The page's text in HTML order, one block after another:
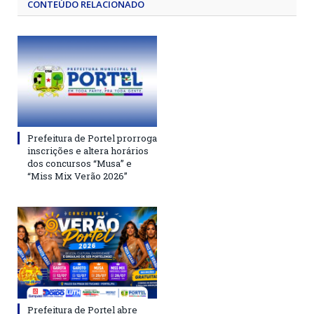
CONTEÚDO RELACIONADO
Prefeitura de Portel prorroga
inscrições e altera horários
dos concursos “Musa” e
“Miss Mix Verão 2026”
Prefeitura de Portel abre